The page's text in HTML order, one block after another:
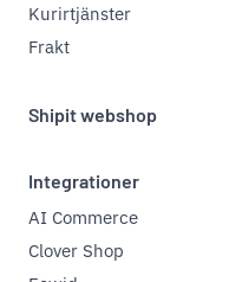
Kurirtjänster
Frakt
Shipit webshop
Integrationer
AI Commerce
Clover Shop